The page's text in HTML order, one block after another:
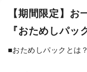
【期間限定】お
『おためしパッ
■おためしパックとは？